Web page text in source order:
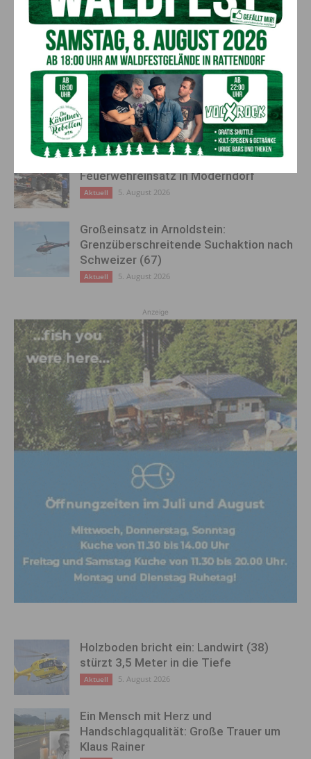
AKTUELLES
Kirchtag in St. Lorenzen
Aktuell 6. August 2026
50 Liter Kraftstoff ausgetreten:
Feuerwehreinsatz in Möderndorf
Aktuell 5. August 2026
Großeinsatz in Arnoldstein:
Grenzüberschreitende Suchaktion nach
Schweizer (67)
Aktuell 5. August 2026
Anzeige
Holzboden bricht ein: Landwirt (38)
stürzt 3,5 Meter in die Tiefe
Aktuell 5. August 2026
Ein Mensch mit Herz und
Handschlagqualität: Große Trauer um
Klaus Rainer